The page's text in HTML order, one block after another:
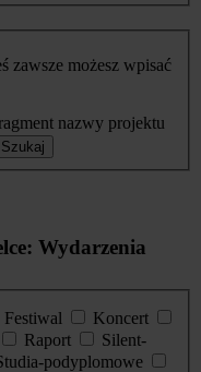
zawsze możesz wpisać
nazwy projektu
Szukaj
Wydarzenia
Festiwal
Koncert
Raport
Silent-
podyplomowe